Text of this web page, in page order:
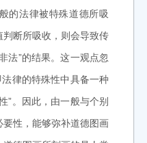
的法律被特殊道德所吸
断所吸收，则会导致传
法”的结果。这一观点忽
律的特殊性中具备一种
”。因此，由一般与个别
性，能够弥补道德图画